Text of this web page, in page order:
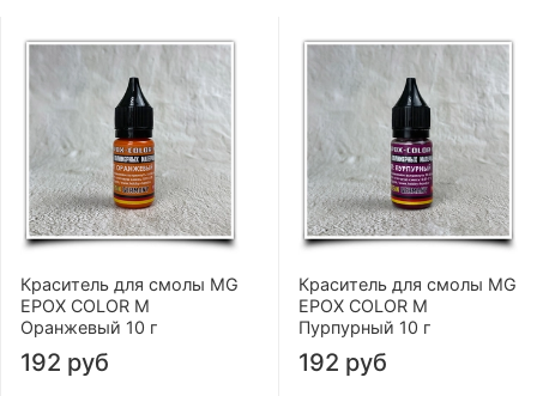
Краситель для смолы MG
EPOX COLOR M
Оранжевый 10 г
192 руб
Краситель для смолы MG
EPOX COLOR M
Пурпурный 10 г
192 руб